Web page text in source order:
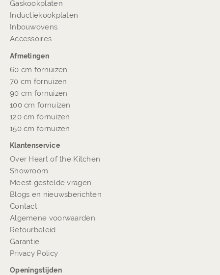
Gaskookplaten
Inductiekookplaten
Inbouwovens
Accessoires
Afmetingen
60 cm fornuizen
70 cm fornuizen
90 cm fornuizen
100 cm fornuizen
120 cm fornuizen
150 cm fornuizen
Klantenservice
Over Heart of the Kitchen
Showroom
Meest gestelde vragen
Blogs en nieuwsberichten
Contact
Algemene voorwaarden
Retourbeleid
Garantie
Privacy Policy
Openingstijden